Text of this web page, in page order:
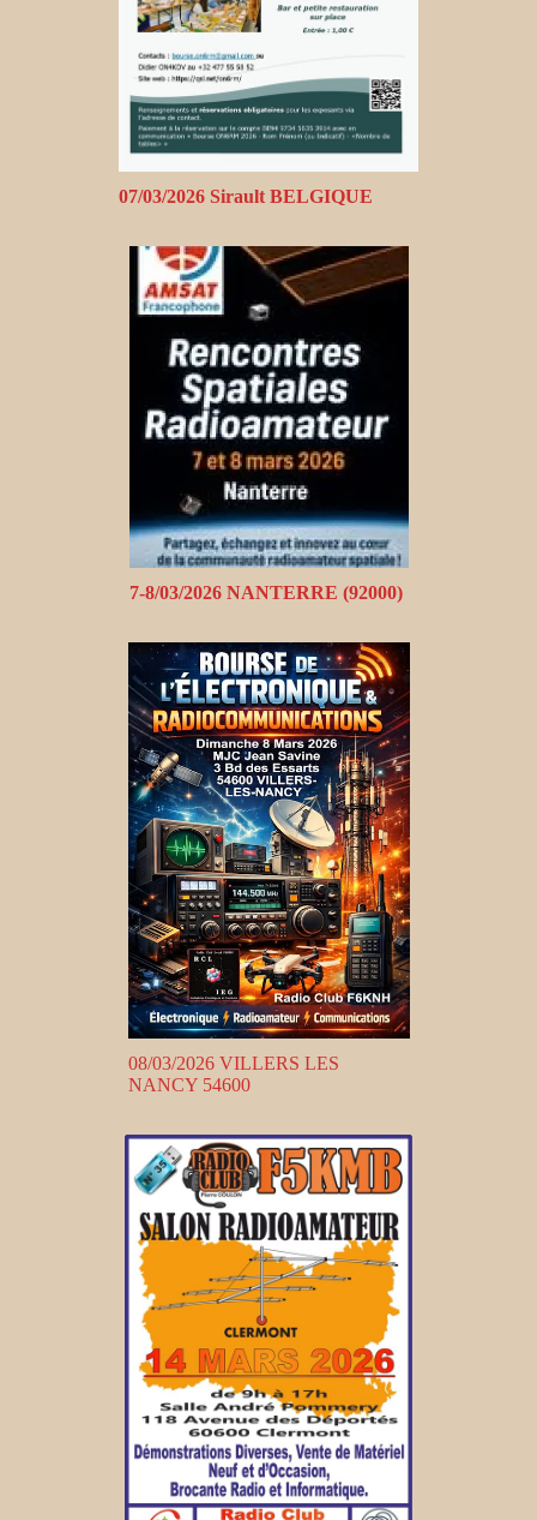
07/03/2026 Sirault BELGIQUE
7-8/03/2026 NANTERRE (92000)
08/03/2026 VILLERS LES
NANCY 54600